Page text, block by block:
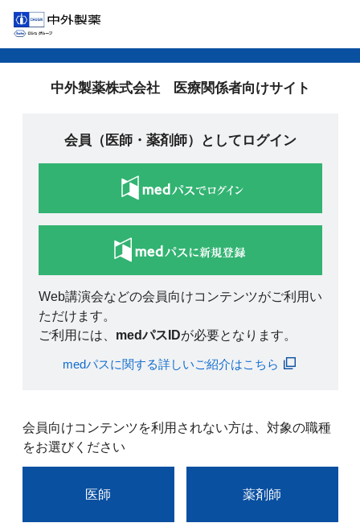
中外製薬株式会社 医療関係者向けサイト
会員（医師・薬剤師）としてログイン
Web講演会などの会員向けコンテンツがご利用い
ただけます。
ご利用には、 medパスIDが必要となります。
medパスに関する詳しいご紹介はこちら
会員向けコンテンツを利用されない方は、対象の職種
をお選びください
医師 薬剤師